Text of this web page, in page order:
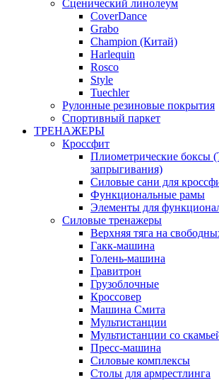
Сценический линолеум
CoverDance
Grabo
Champion (Китай)
Harlequin
Rosco
Style
Tuechler
Рулонные резиновые покрытия
Спортивный паркет
ТРЕНАЖЕРЫ
Кроссфит
Плиометрические боксы
запрыгивания)
Силовые сани для
Функциональные рамы
Элементы для
Силовые тренажеры
Верхняя тяга на
Гакк-машина
Голень-машина
Гравитрон
Грузоблочные
Кроссовер
Машина Смита
Мультистанции
Мультистанции со
Пресс-машина
Силовые комплексы
Столы для армрестлинга